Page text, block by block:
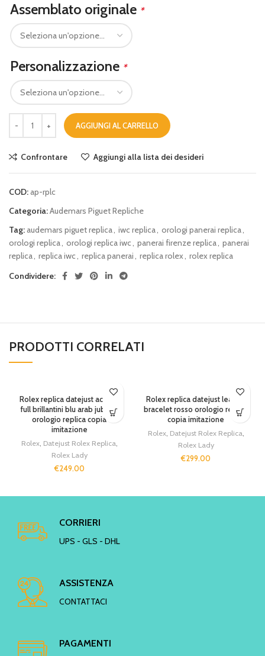
Assemblato originale *
Personalizzazione *
AGGIUNGI AL CARRELLO
Confrontare Aggiungi alla lista dei desideri
COD: ap-rplc
Categoria:Audemars Piguet Repliche
Tag: audemars piguet replica, iwc replica, orologi panerai replica,
orologi replica, orologi replica iwc, panerai firenze replica, panerai
replica, replica iwc, replica panerai, replica rolex, rolex replica
Condividere:
PRODOTTI CORRELATI
Rolex replica datejust acciaio
full brillantini blu arab jubilèè
orologio replica copia
imitazione
Rolex, Datejust Rolex Replica,
Rolex Lady
€249.00
Rolex replica datejust leather
bracelet rosso orologio replica
copia imitazione
Rolex, Datejust Rolex Replica,
Rolex Lady
€299.00
CORRIERI
UPS - GLS - DHL
ASSISTENZA
CONTATTACI
PAGAMENTI